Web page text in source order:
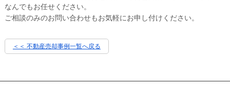
なんでもお任せください。
ご相談のみのお問い合わせもお気軽にお申し付けください。
＜＜ 不動産売却事例一覧へ戻る